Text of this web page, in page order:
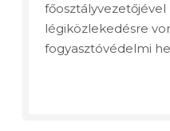
légiközlekedésre
fogyasztóvédelmi